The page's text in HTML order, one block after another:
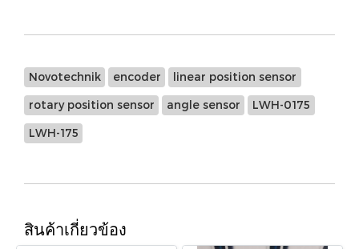
Novotechnik encoder linear position sensor
rotary position sensor angle sensor LWH-0175
LWH-175
สินค้าเกี่ยวข้อง